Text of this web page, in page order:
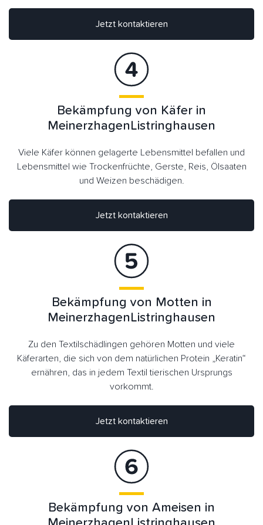
Jetzt kontaktieren
Jetzt kontaktieren
Bekämpfung von Käfer in
MeinerzhagenListringhausen
Viele Käfer können gelagerte Lebensmittel befallen und
Lebensmittel wie Trockenfrüchte, Gerste, Reis, Ölsaaten
und Weizen beschädigen.
Bekämpfung von Motten in
MeinerzhagenListringhausen
Zu den Textilschädlingen gehören Motten und viele
Käferarten, die sich von dem natürlichen Protein „Keratin“
ernähren, das in jedem Textil tierischen Ursprungs
vorkommt.
Jetzt kontaktieren
Bekämpfung von Ameisen in